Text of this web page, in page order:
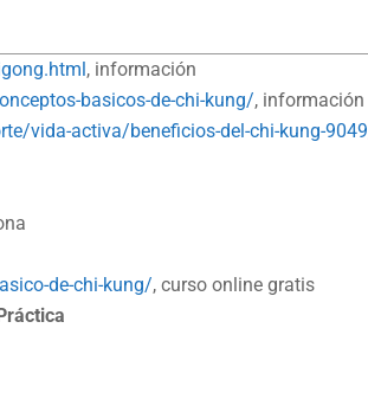
, información
basicos-de-chi-kung/, información
vida-activa/beneficios-del-chi-kung-9049
de-chi-kung/, curso online gratis